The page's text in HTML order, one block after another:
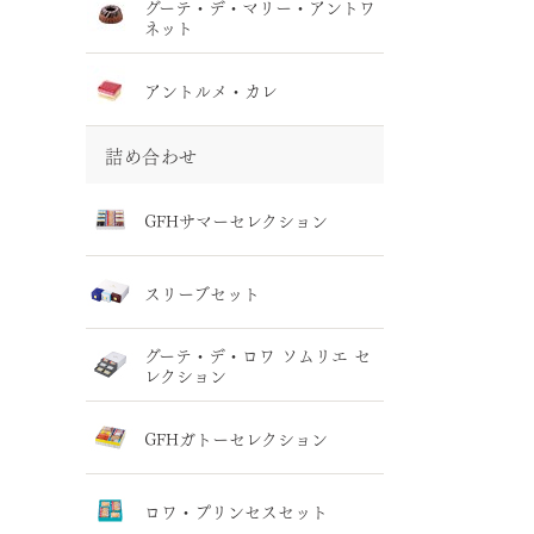
グーテ・デ・マリー・アントワ
ネット
アントルメ・カレ
詰め合わせ
GFHサマーセレクション
スリーブセット
グーテ・デ・ロワ ソムリエ セ
レクション
GFHガトーセレクション
ロワ・プリンセスセット